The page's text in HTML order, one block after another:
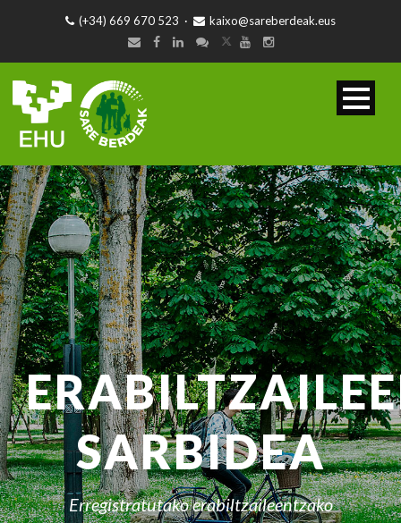
(+34) 669 670 523 · kaixo@sareberdeak.eus
SARBIDEA
Erregistratutako erabiltzaileentzako